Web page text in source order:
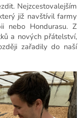
Nejzcestovalejším
již navštívil farmy
nebo Hondurasu. Z
a nových přátelství,
zařadily do naší